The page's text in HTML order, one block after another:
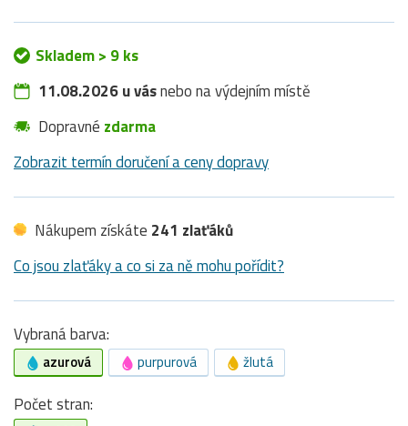
Skladem > 9 ks
11.08.2026 u vásnebo na výdejním místě
Dopravné zdarma
Zobrazit termín doručení a ceny dopravy
Nákupem získáte 241 zlaťáků
Co jsou zlaťáky a co si za ně mohu pořídit?
Vybraná barva:
azurová purpurová žlutá
Počet stran: